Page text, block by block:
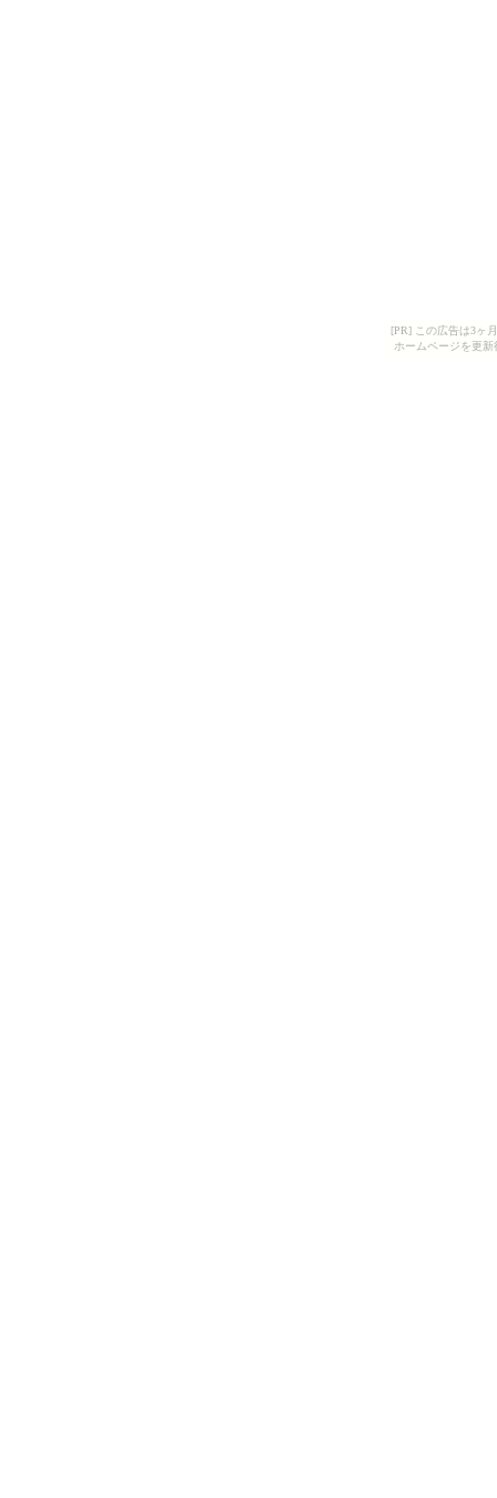
[PR] この広告は3ヶ
ホームページを更